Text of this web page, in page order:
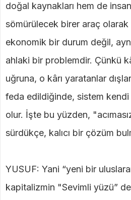
doğal kaynakları hem de
sömürülecek birer araç
ekonomik bir durum değil,
ahlaki bir problemdir. Çünkü
uğruna, o kârı yaratanlar
feda edildiğinde, sistem kendi
olur. İşte bu yüzden,
sürdükçe, kalıcı bir çözüm
YUSUF: Yani “yeni bir
kapitalizmin "Sevimli yüzü”